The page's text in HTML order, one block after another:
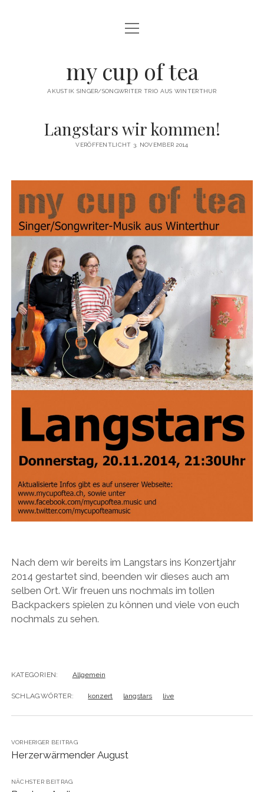
Menü
öffnen
my cup of tea
AKUSTIK SINGER/SONGWRITER TRIO AUS WINTERTHUR
Langstars wir kommen!
VERÖFFENTLICHT 3. NOVEMBER 2014
Nach dem wir bereits im Langstars ins Konzertjahr
2014 gestartet sind, beenden wir dieses auch am
selben Ort. Wir freuen uns nochmals im tollen
Backpackers spielen zu können und viele von euch
nochmals zu sehen.
KATEGORIEN: Allgemein
SCHLAGWÖRTER: konzert langstars live
VORHERIGER BEITRAG
Herzerwärmender August
NÄCHSTER BEITRAG